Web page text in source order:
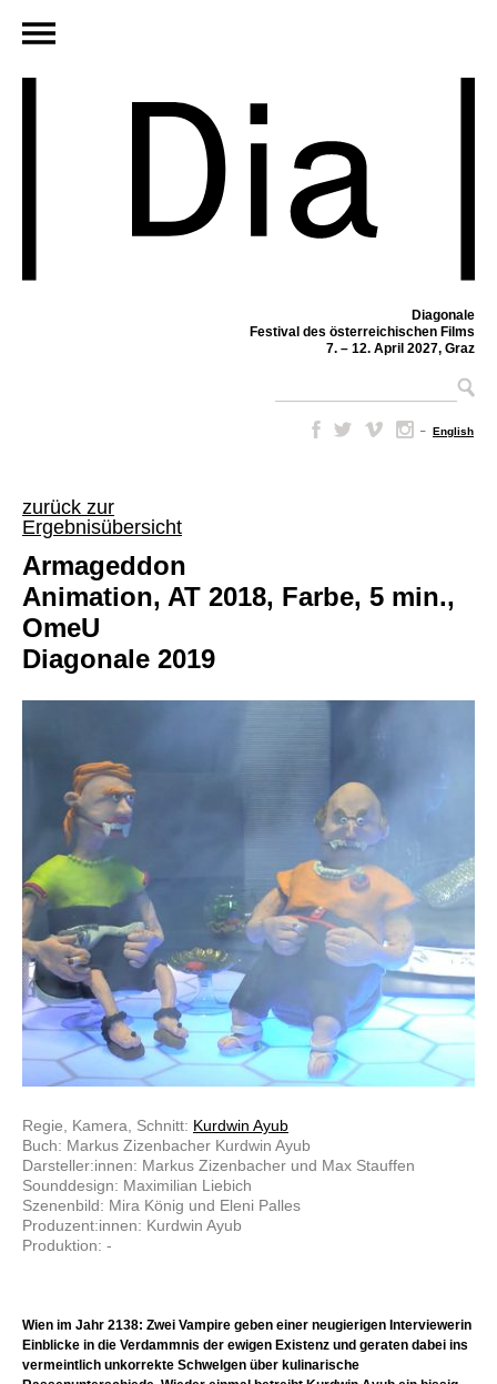
Diagonale
Festival des österreichischen Films
7. – 12. April 2027, Graz
– English
zurück zur
Ergebnisübersicht
Armageddon
Animation, AT 2018, Farbe, 5 min.,
OmeU
Diagonale 2019
Regie, Kamera, Schnitt: Kurdwin Ayub
Buch: Markus Zizenbacher Kurdwin Ayub
Darsteller:innen: Markus Zizenbacher und Max Stauffen
Sounddesign: Maximilian Liebich
Szenenbild: Mira König und Eleni Palles
Produzent:innen: Kurdwin Ayub
Produktion: -
Wien im Jahr 2138: Zwei Vampire geben einer neugierigen Interviewerin
Einblicke in die Verdammnis der ewigen Existenz und geraten dabei ins
vermeintlich unkorrekte Schwelgen über kulinarische